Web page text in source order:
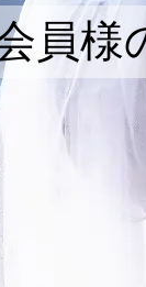
の婚活メソッ
員様